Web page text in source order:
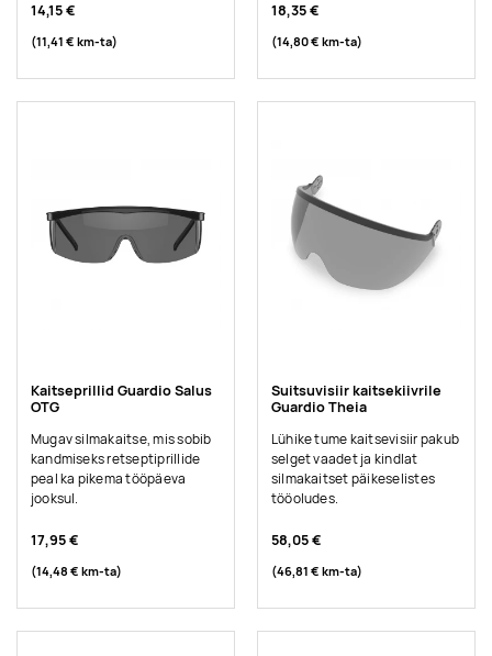
14,15 €
(11,41 € km-ta)
18,35 €
(14,80 € km-ta)
Kaitseprillid Guardio Salus
OTG
Mugav silmakaitse, mis sobib
kandmiseks retseptiprillide
peal ka pikema tööpäeva
jooksul.
17,95 €
(14,48 € km-ta)
Suitsuvisiir kaitsekiivrile
Guardio Theia
Lühike tume kaitsevisiir pakub
selget vaadet ja kindlat
silmakaitset päikeselistes
tööoludes.
58,05 €
(46,81 € km-ta)